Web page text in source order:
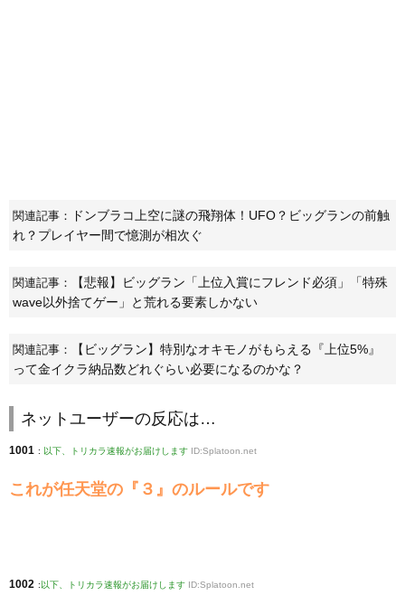
関連記事：
ドンブラコ上空に謎の飛翔体！UFO？ビッグランの前触
れ？プレイヤー間で憶測が相次ぐ
関連記事：
【悲報】ビッグラン「上位入賞にフレンド必須」「特殊
wave以外捨てゲー」と荒れる要素しかない
関連記事：
【ビッグラン】特別なオキモノがもらえる『上位5%』
って金イクラ納品数どれぐらい必要になるのかな？
ネットユーザーの反応は…
1001 : 以下、トリカラ速報がお届けします ID:Splatoon.net
これが任天堂の『３』のルールです
1002 : 以下、トリカラ速報がお届けします ID:Splatoon.net